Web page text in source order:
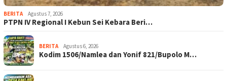
BERITA Agustus 7, 2026
PTPN IV Regional I Kebun Sei Kebara Beri…
BERITA Agustus 6, 2026
Kodim 1506/Namlea dan Yonif 821/Bupolo M…